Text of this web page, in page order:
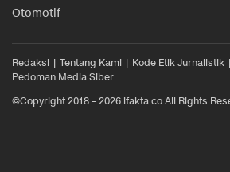
Otomotif
Redaksi Tentang Kami Kode Etik Jurnalistik
Pedoman Media Siber
©Copyright 2018 – 2026 ifakta.co All Rights